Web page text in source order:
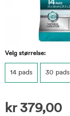
Velg størrelse:
14 pads 30 pads
kr 379,00